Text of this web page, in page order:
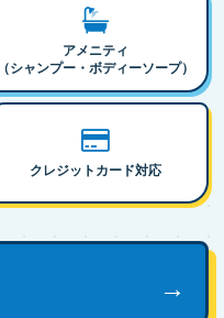
アメニティ
（シャンプー・ボディーソープ）
クレジットカード対応
→